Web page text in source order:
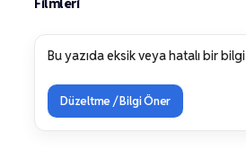
Bu yazıda eksik veya hatalı bir bilgi
Düzeltme / Bilgi Öner